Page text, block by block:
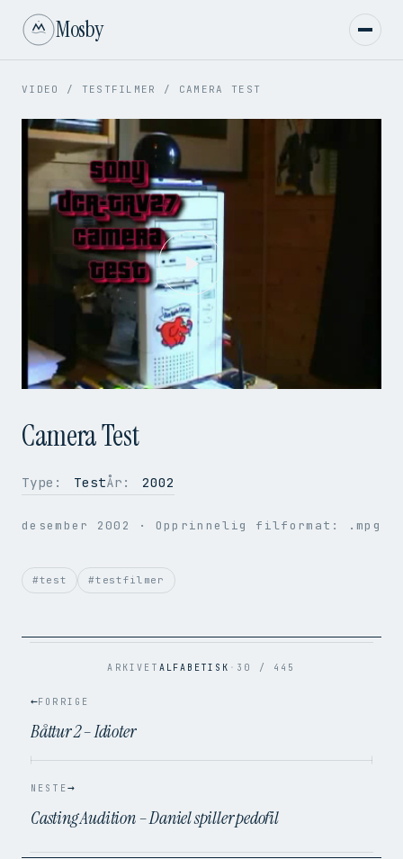
Mosby
VIDEO / TESTFILMER / CAMERA TEST
Play
Video
352 × 288
LYDKODEK AAC
BITRATE
OPPRINNELIG .mpg → .mp4
Camera Test
Type: TestÅr: 2002
desember 2002 · Opprinnelig filformat: .mpg
#test #testfilmer
ARKIVET ALFABETISK · 30 / 445
←FORRIGE
Båttur 2 – Idioter
NESTE→
Casting Audition – Daniel spiller pedofil